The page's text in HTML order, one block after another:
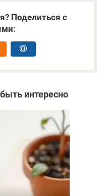
Поделиться с
интересно